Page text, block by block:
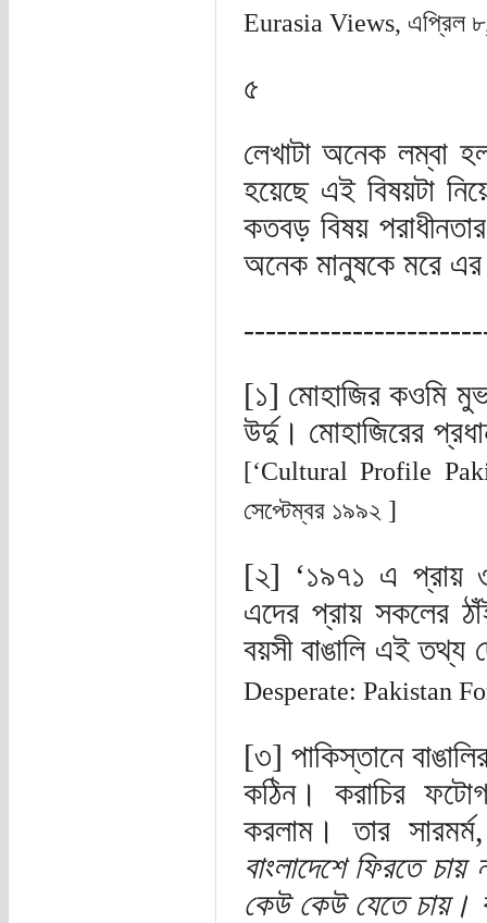
Eurasia Views, এপ্রিল
৫
লেখাটা অনেক লম্বা
হয়েছে এই বিষয়টা
কতবড় বিষয়
অনেক মানুষকে মরে
[১] মোহাজির কওমি
উর্দু। মোহাজিরের
[‘Cultural Profile
সেপ্টেম্বর ১৯৯২ ]
[২] ‘১৯৭১ এ প্রায়
এদের প্রায় সকলের
বয়সী বাঙালি এই তথ্য
Desperate: Pakistan
[৩] পাকিস্তানে
কঠিন। করাচির
করলাম। তার
বাংলাদেশে ফিরতে
কেউ কেউ যেতে চায়।